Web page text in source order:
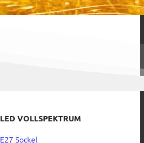
LED VOLLSPEKTRUM
E27 Sockel